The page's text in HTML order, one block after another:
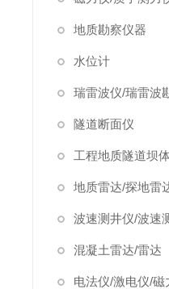
地质勘察仪器
水位计
瑞雷波仪/瑞雷波
隧道断面仪
地质雷达/探地雷
波速测井仪/波速
混凝土雷达/雷达
电法仪/激电仪/磁